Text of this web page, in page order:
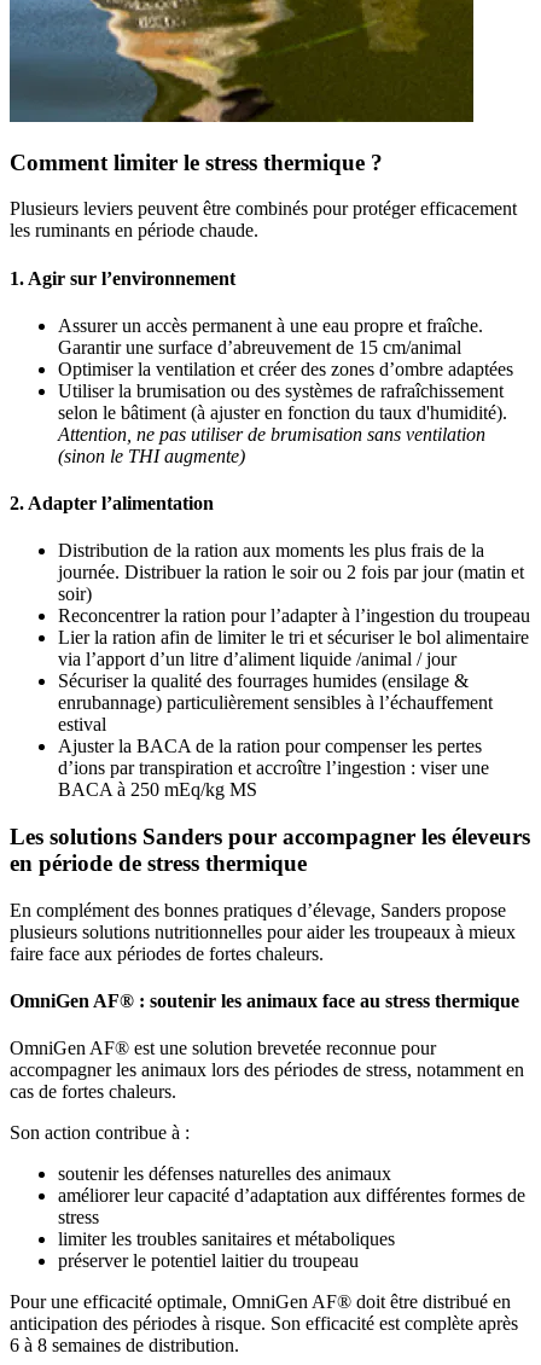
Comment limiter le stress thermique ?
Plusieurs leviers peuvent être combinés pour protéger efficacement
les ruminants en période chaude.
1. Agir sur l’environnement
Assurer un accès permanent à une eau propre et fraîche.
Garantir une surface d’abreuvement de 15 cm/animal
Optimiser la ventilation et créer des zones d’ombre adaptées
Utiliser la brumisation ou des systèmes de rafraîchissement
selon le bâtiment (à ajuster en fonction du taux d'humidité).
Attention, ne pas utiliser de brumisation sans ventilation
(sinon le THI augmente)
2. Adapter l’alimentation
Distribution de la ration aux moments les plus frais de la
journée. Distribuer la ration le soir ou 2 fois par jour (matin et
soir)
Reconcentrer la ration pour l’adapter à l’ingestion du troupeau
Lier la ration afin de limiter le tri et sécuriser le bol alimentaire
via l’apport d’un litre d’aliment liquide /animal / jour
Sécuriser la qualité des fourrages humides (ensilage &
enrubannage) particulièrement sensibles à l’échauffement
estival
Ajuster la BACA de la ration pour compenser les pertes
d’ions par transpiration et accroître l’ingestion : viser une
BACA à 250 mEq/kg MS
Les solutions Sanders pour accompagner les éleveurs
en période de stress thermique
En complément des bonnes pratiques d’élevage, Sanders propose
plusieurs solutions nutritionnelles pour aider les troupeaux à mieux
faire face aux périodes de fortes chaleurs.
OmniGen AF® : soutenir les animaux face au stress thermique
OmniGen AF® est une solution brevetée reconnue pour
accompagner les animaux lors des périodes de stress, notamment en
cas de fortes chaleurs.
Son action contribue à :
soutenir les défenses naturelles des animaux
améliorer leur capacité d’adaptation aux différentes formes de
stress
limiter les troubles sanitaires et métaboliques
préserver le potentiel laitier du troupeau
Pour une efficacité optimale, OmniGen AF® doit être distribué en
anticipation des périodes à risque. Son efficacité est complète après
6 à 8 semaines de distribution.